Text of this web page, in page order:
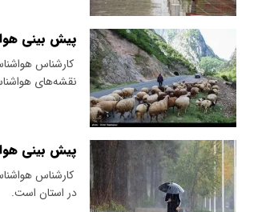
پیش بینی هوای گیلان فردا
کارشناس
نقشه‌های
پیش بینی هوای گیلان فردا ۲
کارشناس
در استان است.